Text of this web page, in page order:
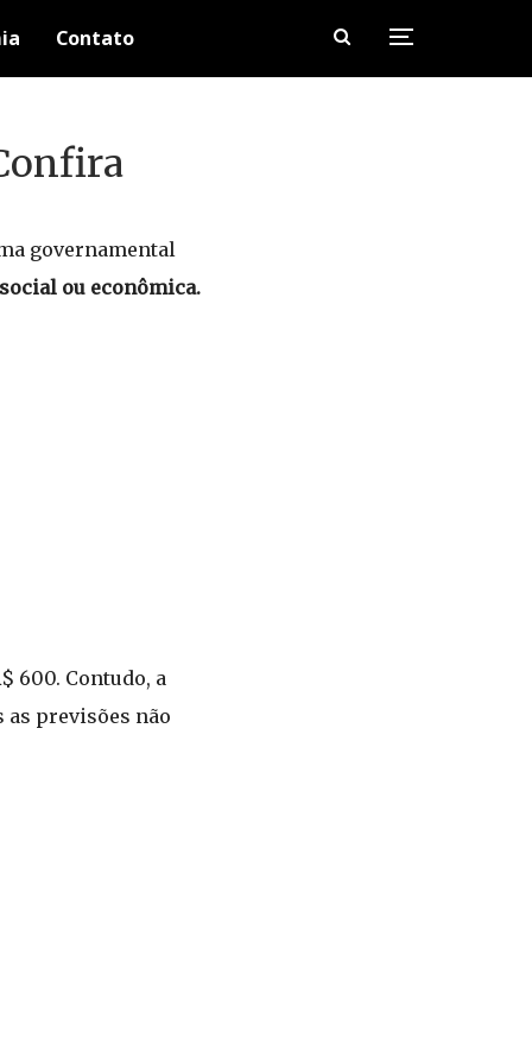
Contato
governamental
ou econômica.
600. Contudo, a
previsões não